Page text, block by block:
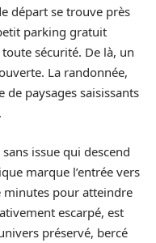
départ se trouve près
parking gratuit
sécurité. De là, un
La randonnée,
paysages saisissants
issue qui descend
marque l’entrée vers
minutes pour atteindre
escarpé, est
préservé, bercé